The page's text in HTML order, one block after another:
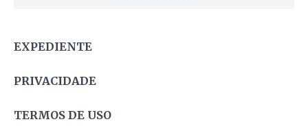
EXPEDIENTE
PRIVACIDADE
TERMOS DE USO